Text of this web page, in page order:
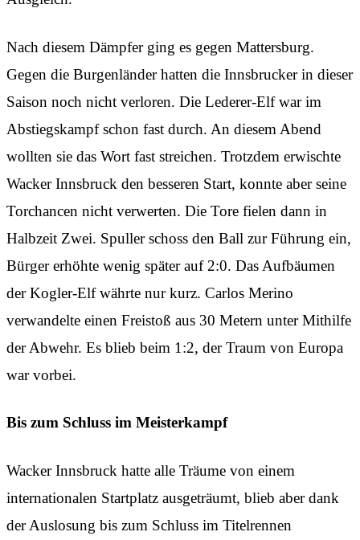
Nach diesem Dämpfer ging es gegen Mattersburg.
Gegen die Burgenländer hatten die Innsbrucker in dieser
Saison noch nicht verloren. Die Lederer-Elf war im
Abstiegskampf schon fast durch. An diesem Abend
wollten sie das Wort fast streichen. Trotzdem erwischte
Wacker Innsbruck den besseren Start, konnte aber seine
Torchancen nicht verwerten. Die Tore fielen dann in
Halbzeit Zwei. Spuller schoss den Ball zur Führung ein,
Bürger erhöhte wenig später auf 2:0. Das Aufbäumen
der Kogler-Elf währte nur kurz. Carlos Merino
verwandelte einen Freistoß aus 30 Metern unter Mithilfe
der Abwehr. Es blieb beim 1:2, der Traum von Europa
war vorbei.
Bis zum Schluss im Meisterkampf
Wacker Innsbruck hatte alle Träume von einem
internationalen Startplatz ausgeträumt, blieb aber dank
der Auslosung bis zum Schluss im Titelrennen